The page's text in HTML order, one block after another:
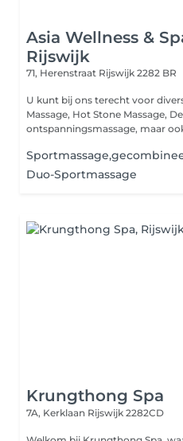
Asia Wellness &
Rijswijk
71, Herenstraat Rijswijk 2282 BR
U kunt bij ons terecht voor
Massage, Hot Stone Massage,
ontspanningsmassage, maar
Duo-Sportmassage
Krungthong Spa
7A, Kerklaan Rijswijk 2282CD